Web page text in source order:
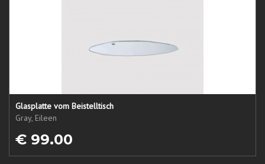
Glasplatte vom Beistelltisch
Gray, Eileen
€ 99.00